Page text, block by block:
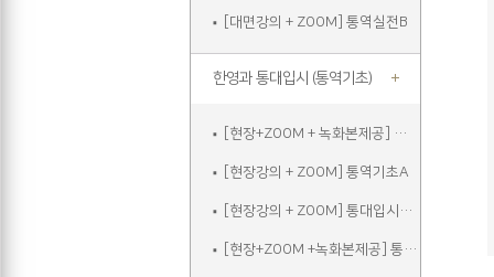
[대면강의 + ZOOM] 통역실전B
한영과 통대입시 (통역기초)
[현장+ZOOM + 녹화본제공] 통역기초A
[현장강의 + ZOOM] 통역기초A
[현장강의 + ZOOM] 통대입시입문
[현장+ZOOM +녹화본제공] 통역기초주말